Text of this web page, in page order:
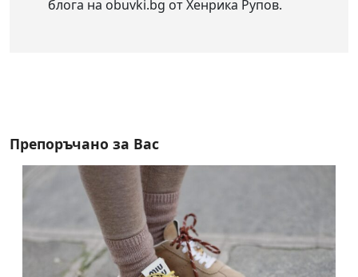
блога на obuvki.bg от Хенрика Рупов.
Препоръчано за Вас